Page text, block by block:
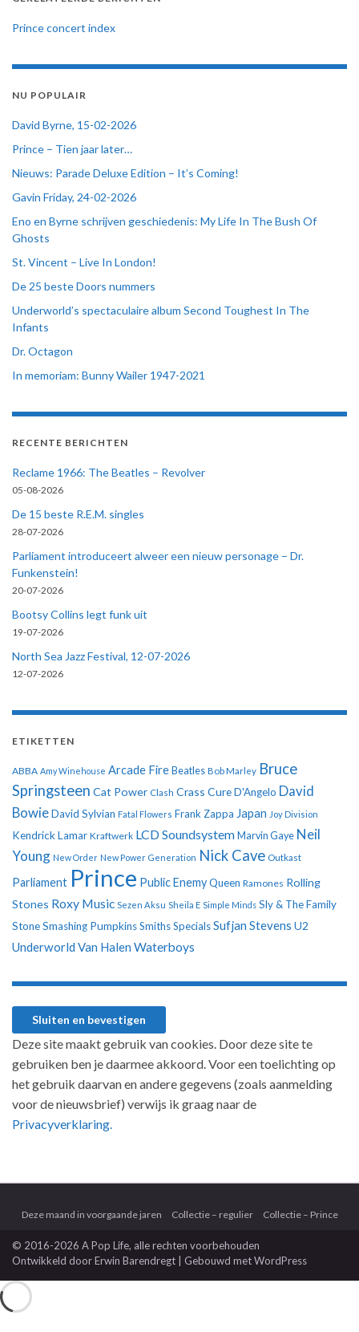
Prince concert index
NU POPULAIR
David Byrne, 15-02-2026
Prince – Tien jaar later…
Nieuws: Parade Deluxe Edition – It’s Coming!
Gavin Friday, 24-02-2026
Eno en Byrne schrijven geschiedenis: My Life In The Bush Of
Ghosts
St. Vincent – Live In London!
De 25 beste Doors nummers
Underworld’s spectaculaire album Second Toughest In The
Infants
Dr. Octagon
In memoriam: Bunny Wailer 1947-2021
RECENTE BERICHTEN
Reclame 1966: The Beatles – Revolver
05-08-2026
De 15 beste R.E.M. singles
28-07-2026
Parliament introduceert alweer een nieuw personage – Dr.
Funkenstein!
20-07-2026
Bootsy Collins legt funk uit
19-07-2026
North Sea Jazz Festival, 12-07-2026
12-07-2026
ETIKETTEN
ABBA Amy Winehouse Arcade Fire Beatles Bob Marley Bruce
Springsteen Cat Power Clash Crass CureD'Angelo David
BowieDavid Sylvian Fatal Flowers Frank Zappa Japan Joy Division
Kendrick Lamar Kraftwerk LCD Soundsystem Marvin Gaye Neil
Young New Order New Power Generation Nick Cave Outkast
Parliament Prince Public EnemyQueen Ramones Rolling
Stones Roxy Music Sezen Aksu Sheila E Simple Minds Sly & The Family
StoneSmashing PumpkinsSmithsSpecialsSufjan Stevens U2
Underworld Van Halen Waterboys
Deze site maakt gebruik van cookies. Door deze site te
gebruiken ben je daarmee akkoord. Voor een toelichting op
het gebruik daarvan en andere gegevens (zoals aanmelding
voor de nieuwsbrief) verwijs ik graag naar de
Privacyverklaring.
Deze maand in voorgaande jaren Collectie – regulier Collectie – Prince
© 2016-2026 A Pop Life, alle rechten voorbehouden
Ontwikkeld doorErwin Barendregt | Gebouwd metWordPress